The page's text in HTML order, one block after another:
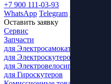
+7 900 111-03-93
WhatsApp Telegram ВКонтакте
Оставить заявку
Сервис
Запчасти
для Электросамокатов
для Электроскутеров
для Электровелосипедов
для Гироскутеров